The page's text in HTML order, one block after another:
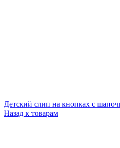
Детский слип на кнопках с
Назад к товарам